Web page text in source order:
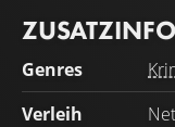
Genres
Verleih